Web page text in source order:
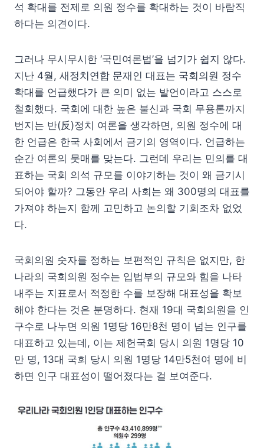
석 확대를 전제로 의원 정수를 확대하는 것이 바람직
하다는 의견이다.
그러나 무시무시한 ‘국민여론법’을 넘기가 쉽지 않다.
지난 4월, 새정치연합 문재인 대표는 국회의원 정수
확대를 언급했다가 큰 의미 없는 발언이라고 스스로
철회했다. 국회에 대한 높은 불신과 국회 무용론까지
번지는 반(反)정치 여론을 생각하면, 의원 정수에 대
한 언급은 한국 사회에서 금기의 영역이다. 언급하는
순간 여론의 뭇매를 맞는다. 그런데 우리는 민의를 대
표하는 국회 의석 규모를 이야기하는 것이 왜 금기시
되어야 할까? 그동안 우리 사회는 왜 300명의 대표를
가져야 하는지 함께 고민하고 논의할 기회조차 없었
다.
국회의원 숫자를 정하는 보편적인 규칙은 없지만, 한
나라의 국회의원 정수는 입법부의 규모와 힘을 나타
내주는 지표로서 적정한 수를 보장해 대표성을 확보
해야 한다는 것은 분명하다. 현재 19대 국회의원을 인
구수로 나누면 의원 1명당 16만8천 명이 넘는 인구를
대표하고 있는데, 이는 제헌국회 당시 의원 1명당 10
만 명, 13대 국회 당시 의원 1명당 14만5천여 명에 비
하면 인구 대표성이 떨어졌다는 걸 보여준다.